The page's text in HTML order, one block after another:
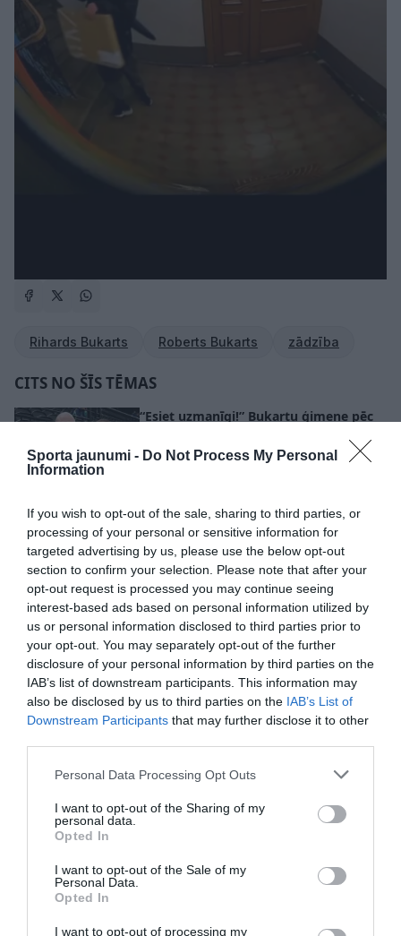
Sporta jaunumi - Do Not Process My Personal
Information
If you wish to opt-out of the sale, sharing to third parties, or
processing of your personal or sensitive information for
targeted advertising by us, please use the below opt-out
section to confirm your selection. Please note that after your
opt-out request is processed you may continue seeing
interest-based ads based on personal information utilized by
us or personal information disclosed to third parties prior to
your opt-out. You may separately opt-out of the further
disclosure of your personal information by third parties on the
IAB’s list of downstream participants. This information may
also be disclosed by us to third parties on the IAB’s List of
Downstream Participants that may further disclose it to other
Please note that this website/app uses one or more Google
not limited to your visit or usage behaviour. You may click to
grant or deny consent to Google and its third-party tags to
use your data for below specified purposes in below Google
consent section.
Personal Data Processing Opt Outs
I want to opt-out of the Sharing of my
personal data.
Opted In
I want to opt-out of the Sale of my
Personal Data.
Opted In
I want to opt-out of processing my
Rihards Bukarts Roberts Bukarts zādzība
CITS NO ŠĪS TĒMAS
“Esiet uzmanīgi!” Bukartu ģimene pēc
durvīm aicina cilvēkus būt
piedalīsies ar unikāla dizaina slidām
“Ļoti sāp sirds…” Mārtiņš Rubenis atklāj
jaunas detaļas par zādzību dzimtas
mājās